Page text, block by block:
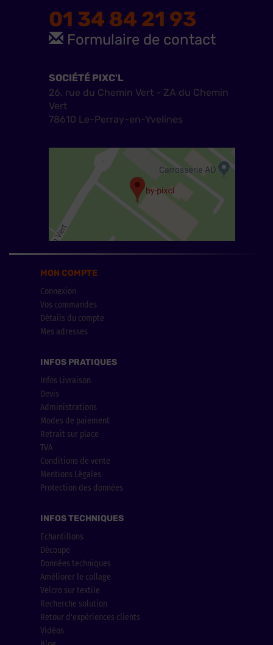
01 34 84 21 93
Formulaire de contact
SOCIÉTÉ PIXC'L
26, rue du Chemin Vert - ZA du Chemin
Vert
78610 Le-Perray-en-Yvelines
MON COMPTE
Connexion
Vos commandes
Détails du compte
Mes adresses
INFOS PRATIQUES
Infos Livraison
Devis
Administrations
Modes de paiement
Retrait sur place
TVA
Conditions de vente
Mentions Légales
Protection des données
INFOS TECHNIQUES
Echantillons
Découpe
Données techniques
Améliorer le collage
Velcro sur textile
Recherche solution
Retour d'expériences clients
Vidéos